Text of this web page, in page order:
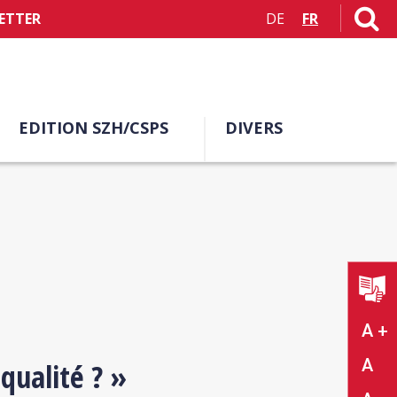
DE FR
EDITION SZH/CSPS DIVERS
A +
A
? »